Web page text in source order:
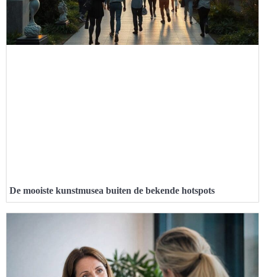
De mooiste kunstmusea buiten de bekende hotspots